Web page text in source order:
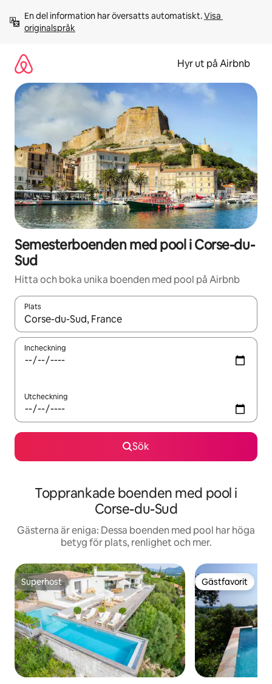
innehåll
En del information har översatts automatiskt. Visa
originalspråk
Hyr ut på Airbnb
Semesterboenden med pool i Corse-du-
Sud
Hitta och boka unika boenden med pool på Airbnb
Plats
När resultaten är tillgängliga kan du navigera med upp- och
Incheckning
Utcheckning
Sök
Topprankade boenden med pool i
Corse-du-Sud
Gästerna är eniga: Dessa boenden med pool har höga
betyg för plats, renlighet och mer.
Superhost
Superhost Gästfavorit
Gästfavorit